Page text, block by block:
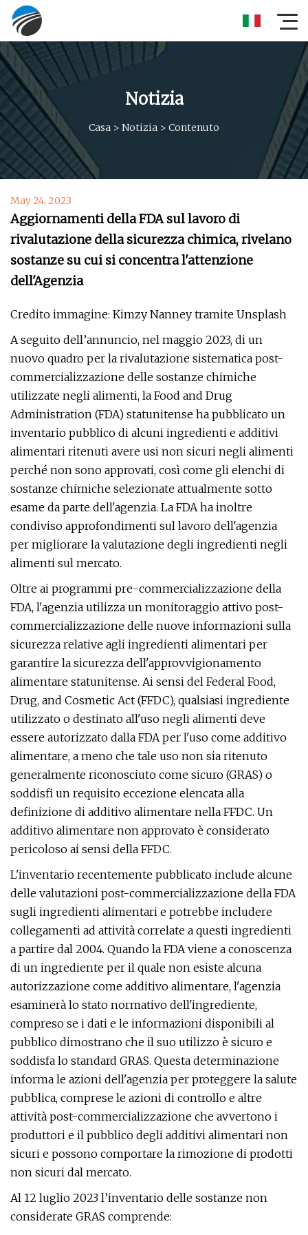
Notizia
Casa > Notizia > Contenuto
May 24, 2023
Aggiornamenti della FDA sul lavoro di
rivalutazione della sicurezza chimica, rivelano
sostanze su cui si concentra l'attenzione
dell'Agenzia
Credito immagine: Kimzy Nanney tramite Unsplash
A seguito dell’annuncio, nel maggio 2023, di un
nuovo quadro per la rivalutazione sistematica post-
commercializzazione delle sostanze chimiche
utilizzate negli alimenti, la Food and Drug
Administration (FDA) statunitense ha pubblicato un
inventario pubblico di alcuni ingredienti e additivi
alimentari ritenuti avere usi non sicuri negli alimenti
perché non sono approvati, così come gli elenchi di
sostanze chimiche selezionate attualmente sotto
esame da parte dell'agenzia. La FDA ha inoltre
condiviso approfondimenti sul lavoro dell'agenzia
per migliorare la valutazione degli ingredienti negli
alimenti sul mercato.
Oltre ai programmi pre-commercializzazione della
FDA, l'agenzia utilizza un monitoraggio attivo post-
commercializzazione delle nuove informazioni sulla
sicurezza relative agli ingredienti alimentari per
garantire la sicurezza dell'approvvigionamento
alimentare statunitense. Ai sensi del Federal Food,
Drug, and Cosmetic Act (FFDC), qualsiasi ingrediente
utilizzato o destinato all'uso negli alimenti deve
essere autorizzato dalla FDA per l'uso come additivo
alimentare, a meno che tale uso non sia ritenuto
generalmente riconosciuto come sicuro (GRAS) o
soddisfi un requisito eccezione elencata alla
definizione di additivo alimentare nella FFDC. Un
additivo alimentare non approvato è considerato
pericoloso ai sensi della FFDC.
L'inventario recentemente pubblicato include alcune
delle valutazioni post-commercializzazione della FDA
sugli ingredienti alimentari e potrebbe includere
collegamenti ad attività correlate a questi ingredienti
a partire dal 2004. Quando la FDA viene a conoscenza
di un ingrediente per il quale non esiste alcuna
autorizzazione come additivo alimentare, l'agenzia
esaminerà lo stato normativo dell'ingrediente,
compreso se i dati e le informazioni disponibili al
pubblico dimostrano che il suo utilizzo è sicuro e
soddisfa lo standard GRAS. Questa determinazione
informa le azioni dell'agenzia per proteggere la salute
pubblica, comprese le azioni di controllo e altre
attività post-commercializzazione che avvertono i
produttori e il pubblico degli additivi alimentari non
sicuri e possono comportare la rimozione di prodotti
non sicuri dal mercato.
Al 12 luglio 2023 l’inventario delle sostanze non
considerate GRAS comprende: